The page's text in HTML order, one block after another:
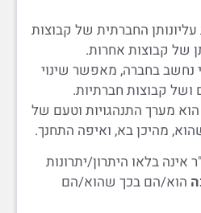
החברתית של קבוצות
של קבוצות אחרות.
נחשב בחברה, מאפשר שינוי
קבוצות חברתיות.
הוא מערך התנהגויות וטעם של
מהיכן בא, ואיפה התחנך.
בלאו היתרון/יתרונות
הוא/הם בכך שהוא/הם